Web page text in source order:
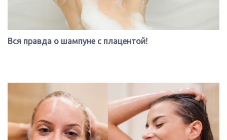
Вся правда о шампуне с плацентой!